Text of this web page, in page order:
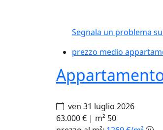
Segnala un problema
prezzo medio
ven 31 luglio 2026
63.000 € | m² 50